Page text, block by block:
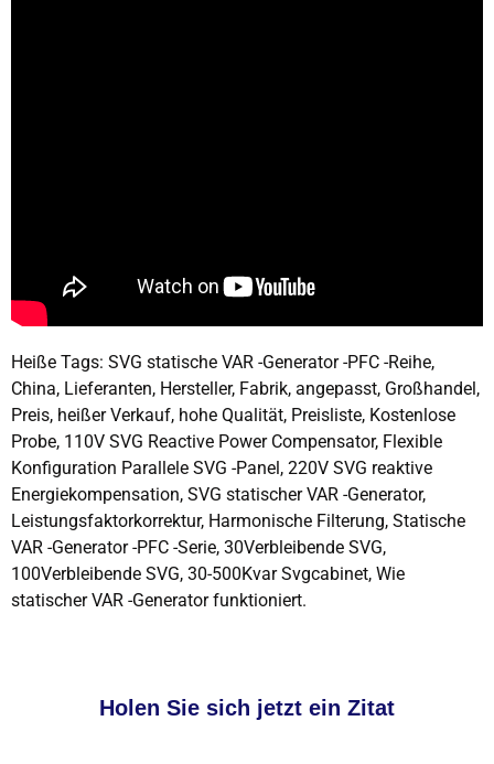
Heiße Tags: SVG statische VAR -Generator -PFC -Reihe,
China, Lieferanten, Hersteller, Fabrik, angepasst, Großhandel,
Preis, heißer Verkauf, hohe Qualität, Preisliste, Kostenlose
Probe, 110V SVG Reactive Power Compensator, Flexible
Konfiguration Parallele SVG -Panel, 220V SVG reaktive
Energiekompensation, SVG statischer VAR -Generator,
Leistungsfaktorkorrektur, Harmonische Filterung, Statische
VAR -Generator -PFC -Serie, 30Verbleibende SVG,
100Verbleibende SVG, 30-500Kvar Svgcabinet, Wie
statischer VAR -Generator funktioniert.
Holen Sie sich jetzt ein Zitat